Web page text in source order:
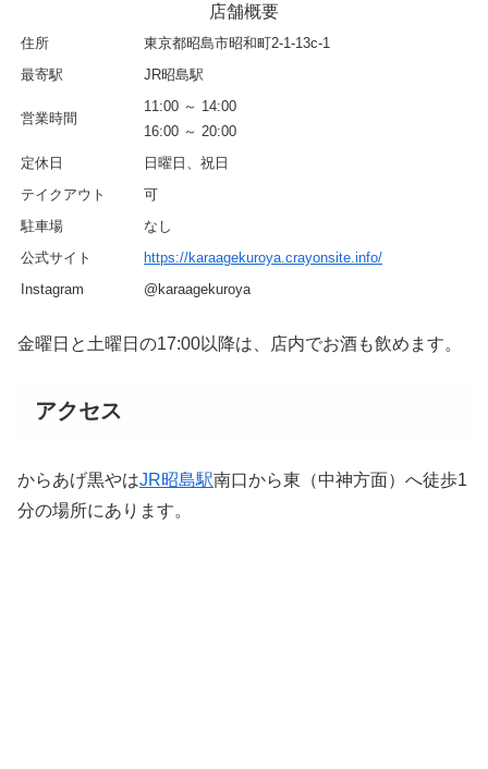
店舗概要
住所
東京都昭島市昭和町2-1-13c-1
最寄駅
JR昭島駅
営業時間
11:00 ～ 14:00
16:00 ～ 20:00
定休日
日曜日、祝日
テイクアウト
可
駐車場
なし
公式サイト
https://karaagekuroya.crayonsite.info/
Instagram
@karaagekuroya
金曜日と土曜日の17:00以降は、店内でお酒も飲めます。
アクセス
からあげ黒やはJR昭島駅南口から東（中神方面）へ徒歩1
分の場所にあります。